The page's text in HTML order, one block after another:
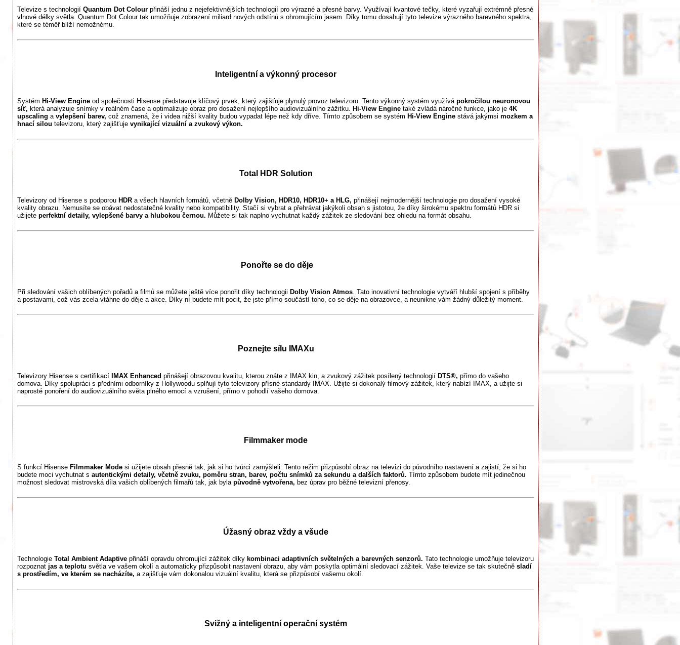
Televize s technologií Quantum Dot Colour přináší jednu z nejefektivnějších technologií pro výrazné a přesné barvy. Využívají kvantové tečky, které vyzařují extrémně přesné
vlnové délky světla. Quantum Dot Colour tak umožňuje zobrazení miliard nových odstínů s ohromujícím jasem. Díky tomu dosahují tyto televize výrazného barevného spektra,
které se téměř blíží nemožnému.
Inteligentní a výkonný procesor
Systém Hi-View Engine od společnosti Hisense představuje klíčový prvek, který zajišťuje plynulý provoz televizoru. Tento výkonný systém využívápokročilou neuronovou
síť, která analyzuje snímky v reálném čase a optimalizuje obraz pro dosažení nejlepšího audiovizuálního zážitku. Hi-View Engine také zvládá náročné funkce, jako je 4K
upscaling a vylepšení barev, což znamená, že i videa nižší kvality budou vypadat lépe než kdy dříve. Tímto způsobem se systém Hi-View Engine stává jakýmsi mozkem a
hnací silou televizoru, který zajišťuje vynikající vizuální a zvukový výkon.
Total HDR Solution
Televizory od Hisense s podporou HDR a všech hlavních formátů, včetně Dolby Vision, HDR10, HDR10+ a HLG, přinášejí nejmodernější technologie pro dosažení vysoké
kvality obrazu. Nemusíte se obávat nedostatečné kvality nebo kompatibility. Stačí si vybrat a přehrávat jakýkoli obsah s jistotou, že díky širokému spektru formátů HDR si
užijete perfektní detaily, vylepšené barvy a hlubokou černou. Můžete si tak naplno vychutnat každý zážitek ze sledování bez ohledu na formát obsahu.
Ponořte se do děje
Při sledování vašich oblíbených pořadů a filmů se můžete ještě více ponořit díky technologii Dolby Vision Atmos . Tato inovativní technologie vytváří hlubší spojení s příběhy
a postavami, což vás zcela vtáhne do děje a akce. Díky ní budete mít pocit, že jste přímo součástí toho, co se děje na obrazovce, a neunikne vám žádný důležitý moment.
Poznejte sílu IMAXu
Televizory Hisense s certifikací IMAX Enhanced přinášejí obrazovou kvalitu, kterou znáte z IMAX kin, a zvukový zážitek posílený technologií DTS®, přímo do vašeho
domova. Díky spolupráci s předními odborníky z Hollywoodu splňují tyto televizory přísné standardy IMAX. Užijte si dokonalý filmový zážitek, který nabízí IMAX, a užijte si
naprosté ponoření do audiovizuálního světa plného emocí a vzrušení, přímo v pohodlí vašeho domova.
Filmmaker mode
S funkcí Hisense Filmmaker Mode si užijete obsah přesně tak, jak si ho tvůrci zamýšleli. Tento režim přizpůsobí obraz na televizi do původního nastavení a zajistí, že si ho
budete moci vychutnat s autentickými detaily, včetně zvuku, poměru stran, barev, počtu snímků za sekundu a dalších faktorů. Tímto způsobem budete mít jedinečnou
možnost sledovat mistrovská díla vašich oblíbených filmařů tak, jak byla původně vytvořena, bez úprav pro běžné televizní přenosy.
Úžasný obraz vždy a všude
Technologie Total Ambient Adaptive přináší opravdu ohromující zážitek díky kombinaci adaptivních světelných a barevných senzorů. Tato technologie umožňuje televizoru
rozpoznat jas a teplotu světla ve vašem okolí a automaticky přizpůsobit nastavení obrazu, aby vám poskytla optimální sledovací zážitek. Vaše televize se tak skutečně sladí
s prostředím, ve kterém se nacházíte, a zajišťuje vám dokonalou vizuální kvalitu, která se přizpůsobí vašemu okolí.
Svižný a inteligentní operační systém